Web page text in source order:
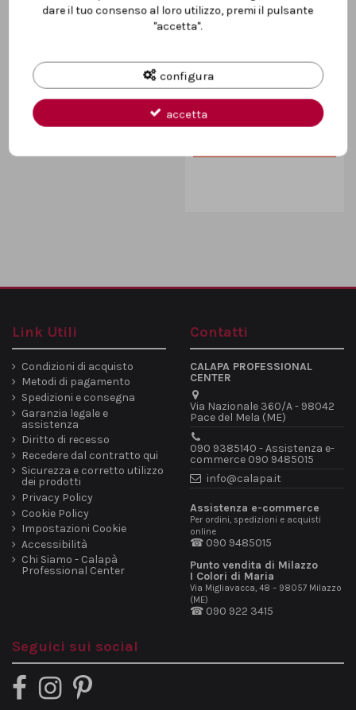
Dettagli del prodotto
Marca
Link Utili
Condizioni di acquisto
Metodi di pagamento
Spedizioni e consegna
Garanzia legale e
assistenza
Diritto di recesso
Recedere dal contratto qui
Sicurezza e corretto utilizzo
dei prodotti
Privacy Policy
Cookie Policy
Impostazioni Cookie
Accessibilità
Chi Siamo - Calapà
Professional Center
Contatti
CALAPA PROFESSIONAL
CENTER
Via Nazionale 360/A - 98042
Pace del Mela (ME)
090 9385140 - Assistenza e-
commerce 090 9485015
info@calapa.it
Assistenza e-commerce
Per ordini, spedizioni e acquisti
online
☎ 090 9485015
Punto vendita di Milazzo
I Colori di Maria
Via Migliavacca, 48 – 98057 Milazzo
(ME)
☎ 090 922 3415
Seguici sui social
dare il tuo consenso al loro utilizzo, premi il pulsante
"accetta".
configura
accetta